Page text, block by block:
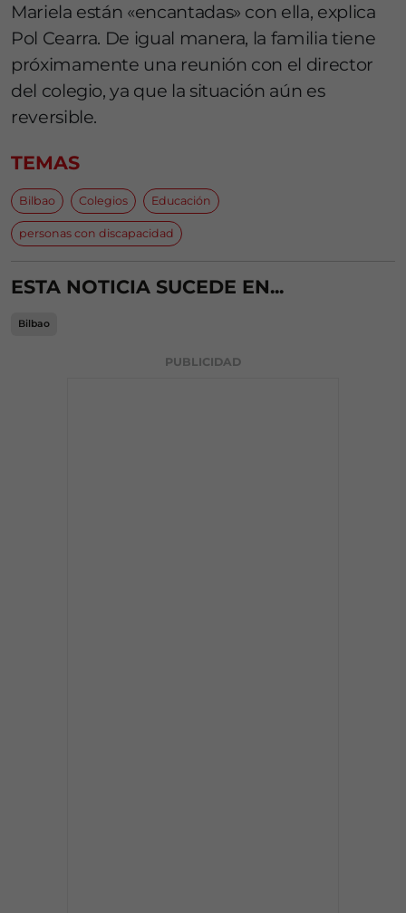
Mariela están «encantadas» con ella, explica
Pol Cearra. De igual manera, la familia tiene
próximamente una reunión con el director
del colegio, ya que la situación aún es
reversible.
TEMAS
Bilbao Colegios Educación
personas con discapacidad
ESTA NOTICIA SUCEDE EN...
Bilbao
PUBLICIDAD